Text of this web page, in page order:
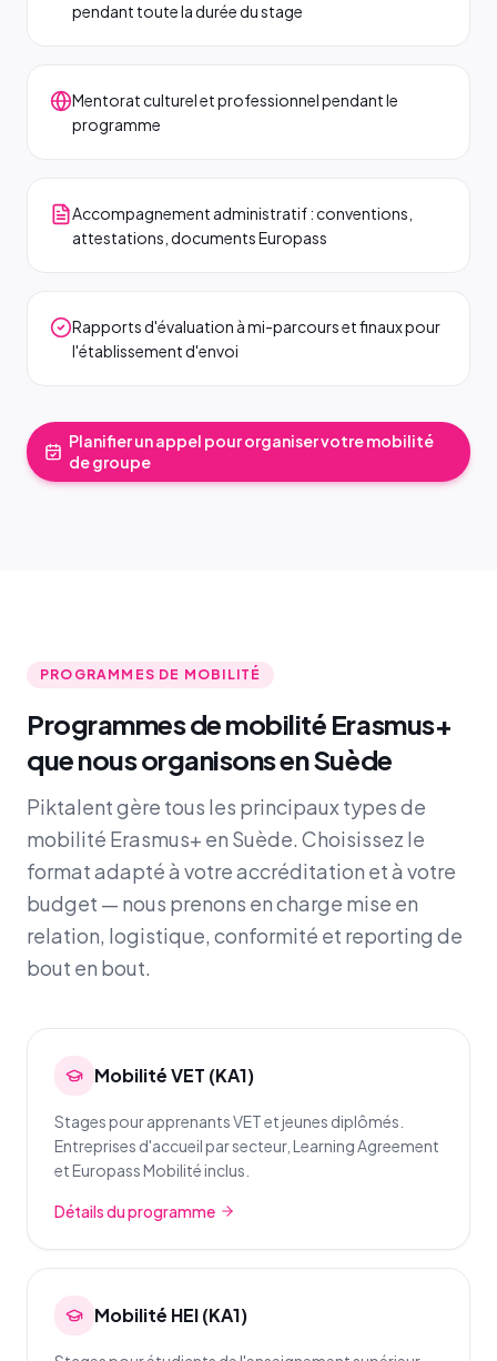
pendant toute la durée du stage
Mentorat culturel et professionnel pendant le
programme
Accompagnement administratif : conventions,
attestations, documents Europass
Rapports d'évaluation à mi-parcours et finaux pour
l'établissement d'envoi
Planifier un appel pour organiser votre mobilité
de groupe
PROGRAMMES DE MOBILITÉ
Programmes de mobilité Erasmus+
que nous organisons en Suède
Piktalent gère tous les principaux types de
mobilité Erasmus+ en Suède. Choisissez le
format adapté à votre accréditation et à votre
budget — nous prenons en charge mise en
relation, logistique, conformité et reporting de
bout en bout.
Mobilité VET (KA1)
Stages pour apprenants VET et jeunes diplômés.
Entreprises d'accueil par secteur, Learning Agreement
et Europass Mobilité inclus.
Détails du programme
Mobilité HEI (KA1)